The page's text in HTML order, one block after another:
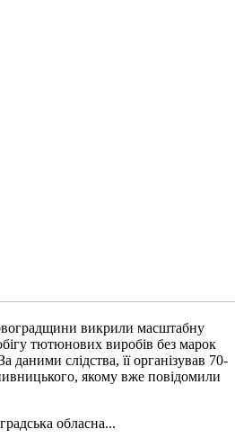
викрили масштабну
тютюнових виробів без марок
даними слідства, її організував 70-
якому вже повідомили
обласна...